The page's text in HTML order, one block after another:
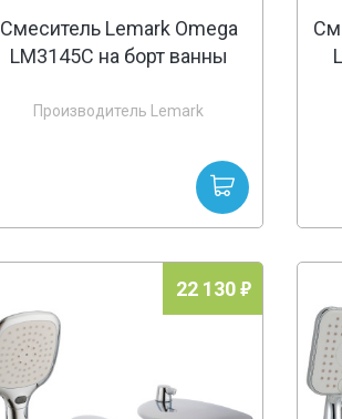
Смеситель Lemark Omega
LM3145C на борт ванны
Производитель Lemark
22 130